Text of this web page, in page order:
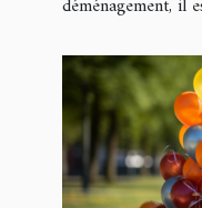
déménagement, il